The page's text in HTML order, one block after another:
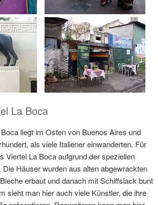
La Boca
liegt im Osten von Buenos Aires und
als viele Italiener einwanderten. Für
Viertel La Boca aufgrund der speziellen
Häuser wurden aus alten abgewrackten
erbaut und danach mit Schiffslack bunt
sieht man hier auch viele Künstler, die ihre